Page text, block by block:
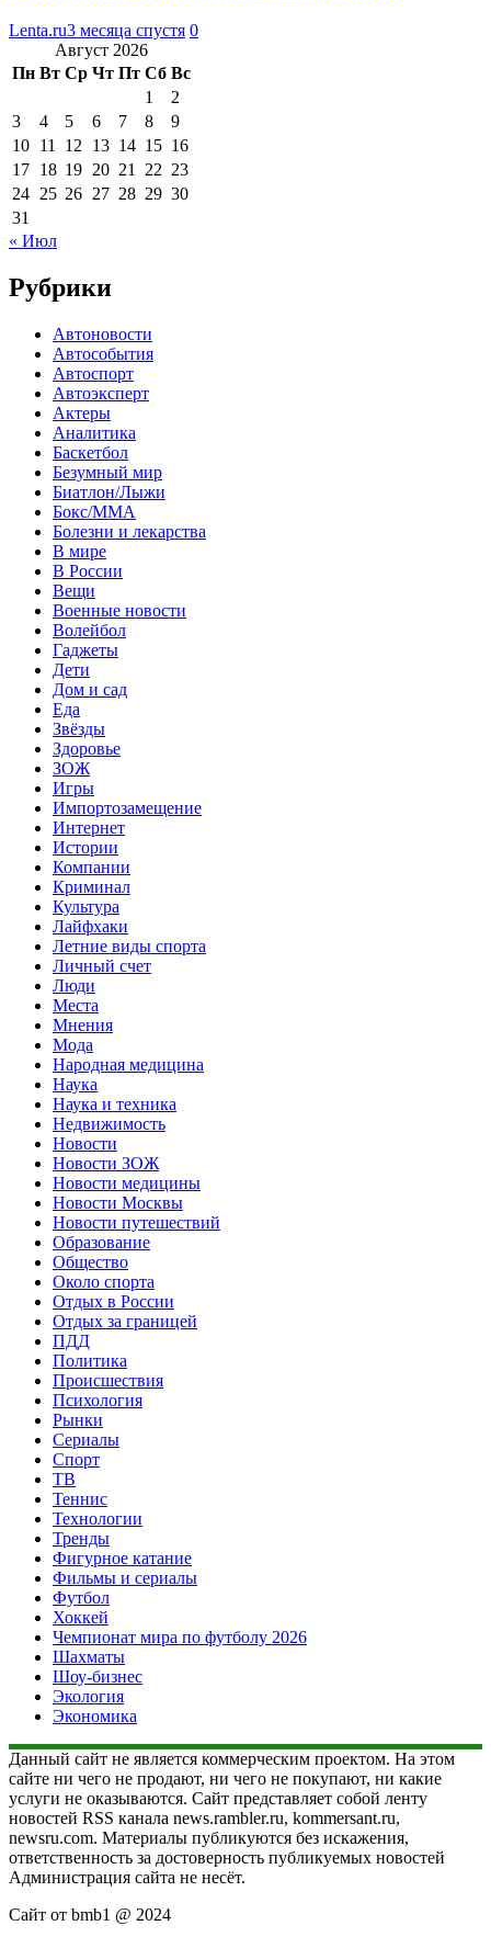
Lenta.ru3 месяца спустя 0
Август 2026
Пн Вт Ср Чт Пт Сб Вс
1
2
3
4 5 6 7 8
9
10 11 12 13 14 15 16
17 18 19 20 21 22 23
24 25 26 27 28 29 30
31
« Июл
Рубрики
Автоновости
Автособытия
Автоспорт
Автоэксперт
Актеры
Аналитика
Баскетбол
Безумный мир
Биатлон/Лыжи
Бокс/MMA
Болезни и лекарства
В мире
В России
Вещи
Военные новости
Волейбол
Гаджеты
Дети
Дом и сад
Еда
Звёзды
Здоровье
ЗОЖ
Игры
Импортозамещение
Интернет
Истории
Компании
Криминал
Культура
Лайфхаки
Летние виды спорта
Личный счет
Люди
Места
Мнения
Мода
Народная медицина
Наука
Наука и техника
Недвижимость
Новости
Новости ЗОЖ
Новости медицины
Новости Москвы
Новости путешествий
Образование
Общество
Около спорта
Отдых в России
Отдых за границей
ПДД
Политика
Происшествия
Психология
Рынки
Сериалы
Спорт
ТВ
Теннис
Технологии
Тренды
Фигурное катание
Фильмы и сериалы
Футбол
Хоккей
Чемпионат мира по футболу 2026
Шахматы
Шоу-бизнес
Экология
Экономика
Данный сайт не является коммерческим проектом. На этом
сайте ни чего не продают, ни чего не покупают, ни какие
услуги не оказываются. Сайт представляет собой ленту
новостей RSS канала news.rambler.ru, kommersant.ru,
newsru.com. Материалы публикуются без искажения,
ответственность за достоверность публикуемых новостей
Администрация сайта не несёт.
Сайт от bmb1 @ 2024